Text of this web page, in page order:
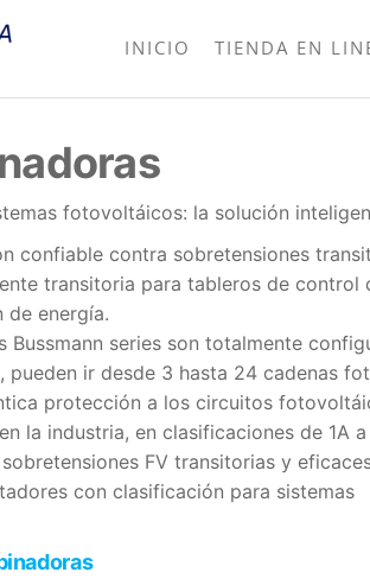
Electrónica
Universal
medición
INICIO TIENDA EN
fotovoltáicos: la solución
confiable contra sobretensiones
transitoria para tableros de control
energía.
Bussmann series son totalmente
pueden ir desde 3 hasta 24 cadenas
protección a los circuitos
la industria, en clasificaciones de 1A
FV transitorias y
con clasificación para sistemas